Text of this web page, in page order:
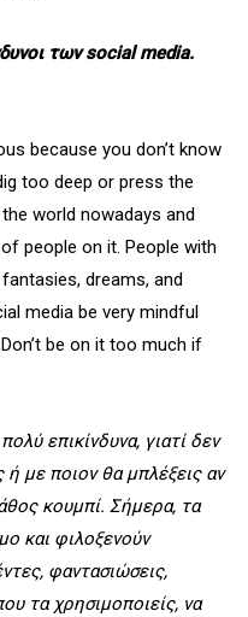
των social media.
because you don’t know
too deep or press the
world nowadays and
people on it. People with
dreams, and
media be very mindful
be on it too much if
επικίνδυνα, γιατί δεν
ή με ποιον θα μπλέξεις αν
κουμπί. Σήμερα, τα
και φιλοξενούν
φαντασιώσεις,
τα χρησιμοποιείς, να